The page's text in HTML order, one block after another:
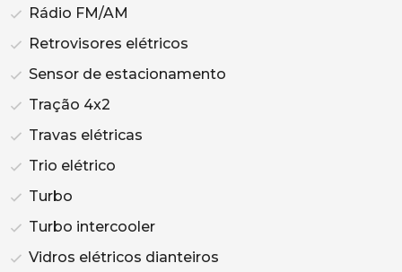
Rádio FM/AM
Retrovisores elétricos
Sensor de estacionamento
Tração 4x2
Travas elétricas
Trio elétrico
Turbo
Turbo intercooler
Vidros elétricos dianteiros